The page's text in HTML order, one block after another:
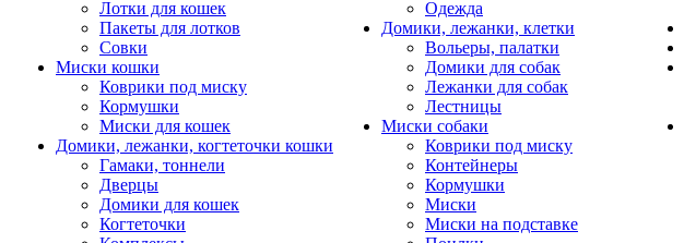
Лотки для кошек
Пакеты для лотков
Совки
Миски кошки
Коврики под миску
Кормушки
Миски для кошек
Домики, лежанки, когтеточки кошки
Гамаки, тоннели
Дверцы
Домики для кошек
Когтеточки
Одежда
Домики, лежанки, клетки
Вольеры, палатки
Домики для собак
Лежанки для собак
Лестницы
Миски собаки
Коврики под миску
Контейнеры
Кормушки
Миски
Миски на подставке